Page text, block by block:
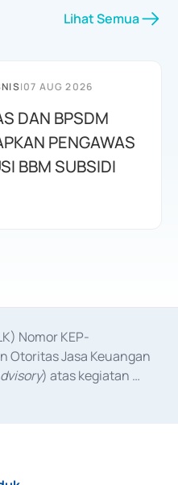
Lihat Semua
|07 AUG 2026
DAN BPSDM
PENGAWAS
BBM SUBSIDI
Nomor KEP-
Otoritas Jasa Keuangan
) atas kegiatan